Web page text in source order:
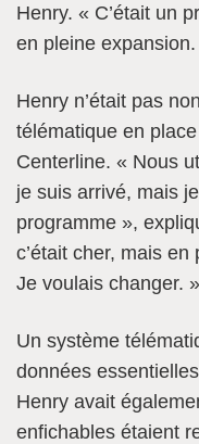
Henry. « C’était un
en pleine
Henry n’était pas
télématique en
Centerline. « Nous
je suis arrivé, mais
programme »,
c’était cher, mais
Je voulais changer. »
Un système
données
Henry avait
enfichables étaient